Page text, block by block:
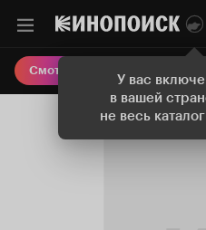
У вас
в вашей
не весь
Смотреть кино